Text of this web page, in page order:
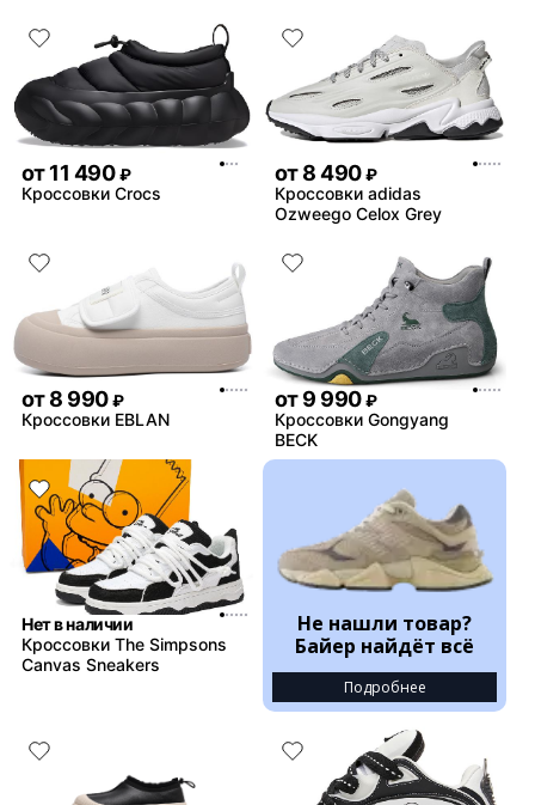
от11 490 ₽
Кроссовки Crocs
от8 490 ₽
Кроссовки adidas
Ozweego Celox Grey
от8 990 ₽
Кроссовки EBLAN
от9 990 ₽
Кроссовки Gongyang
BECK
Нет в наличии
Кроссовки The Simpsons
Canvas Sneakers
Не нашли товар?
Байер найдёт всё
Подробнее